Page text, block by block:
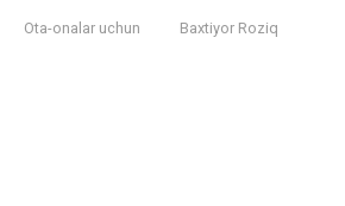
Ota-onalar uchun Baxtiyor Roziq